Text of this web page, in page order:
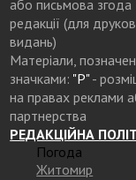
або письмова згода
редакції (для
видань)
Матеріали,
значками: "Р"-
на правах реклами
партнерства
РЕДАКЦІЙНА
Погода
Житомир